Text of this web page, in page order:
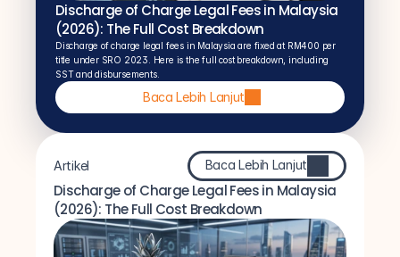
Discharge of Charge Legal Fees in Malaysia
(2026): The Full Cost Breakdown
Discharge of charge legal fees in Malaysia are fixed at RM400 per
title under SRO 2023. Here is the full cost breakdown, including
SST and disbursements.
Baca Lebih Lanjut
Artikel Baca Lebih Lanjut
Discharge of Charge Legal Fees in Malaysia
(2026): The Full Cost Breakdown